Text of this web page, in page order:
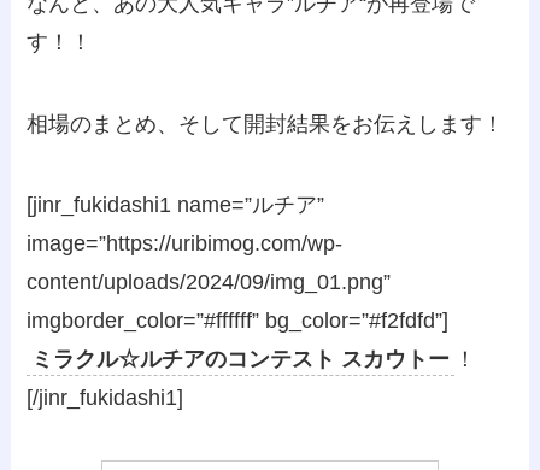
す！！
相場のまとめ、そして開封結果をお伝えします！
[jinr_fukidashi1 name=”ルチア”
image=”https://uribimog.com/wp-
content/uploads/2024/09/img_01.png”
imgborder_color=”#ffffff” bg_color=”#f2fdfd”]
ミラクル☆ルチアのコンテスト スカウトー ！
[/jinr_fukidashi1]